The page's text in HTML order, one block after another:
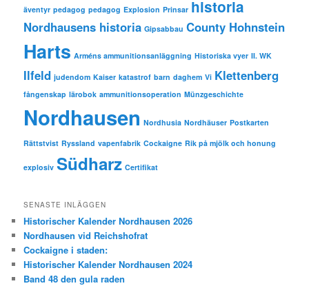
äventyr pedagog pedagog Explosion Prinsar historia
Nordhausens historia Gipsabbau County Hohnstein
Harts Arméns ammunitionsanläggning Historiska vyer II. WK
Ilfeld judendom Kaiser katastrof barn daghem Vi Klettenberg
fångenskap lärobok ammunitionsoperation Münzgeschichte
Nordhausen Nordhusia Nordhäuser Postkarten
Rättstvist Ryssland vapenfabrik Cockaigne Rik på mjölk och honung
explosiv Südharz Certifikat
SENASTE INLÄGGEN
Historischer Kalender Nordhausen 2026
Nordhausen vid Reichshofrat
Cockaigne i staden:
Historischer Kalender Nordhausen 2024
Band 48 den gula raden